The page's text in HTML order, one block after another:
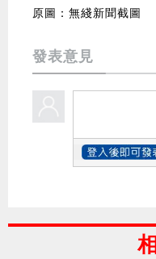
原圖：無綫新聞截圖
發表意見